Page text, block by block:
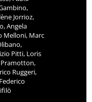
Jorrioz,
Angela
Melloni, Marc
Pitti, Loris
Ruggeri,